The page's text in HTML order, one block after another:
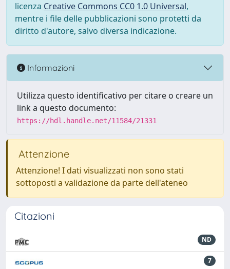
licenza Creative Commons CC0 1.0 Universal,
mentre i file delle pubblicazioni sono protetti da
diritto d'autore, salvo diversa indicazione.
Informazioni
Utilizza questo identificativo per citare o creare un
link a questo documento:
https://hdl.handle.net/11584/21331
Attenzione
Attenzione! I dati visualizzati non sono stati
sottoposti a validazione da parte dell'ateneo
Citazioni
ND
7